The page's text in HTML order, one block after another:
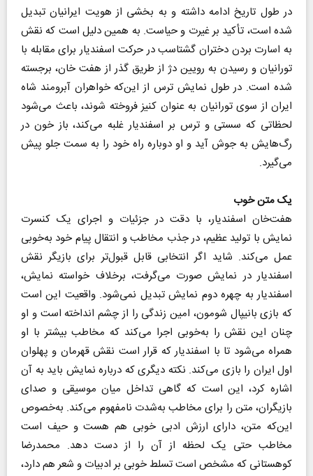
در طول تاریخ ادامه داشته و به بخشی از هویت ایرانیان تبدیل
شده است، تأکید بر غیرت و حیاست. به همین دلیل است که نقش
به اسارت بردن دختران گشتاسب در حرکت اسفندیار برای مقابله با
تورانیان و رسیدن به رویین دژ از طریق گذر از هفت خان، برجسته
شده است. در طول نمایش ترس از این‌که خواهران آبرومند شاه
ایران از سوی تورانیان به عنوان کنیز فروخته شوند، باعث می‌شود
لحظاتی که سستی و ترس بر اسفندیار غلبه می‌کند، باز خون در
رگ‌هایش به جوش آید و او دوباره راه خود را به سمت جلو پیش
می‌گیرد.
یک متن خوب
هفت‌خان اسفندیار، با دقت در جزئیات و اجرای یک کنسرت
نمایش با تولید عظیم، در جذب مخاطب و انتقال پیام خود به‌خوبی
عمل می‌کند. شاید اگر انتخابی قابل قبول‌تر برای بازیگر نقش
اسفندیار در نمایش صورت می‌گرفت، برخلاف خواسته نمایش،
اسفندیار به چهره دوم نمایش تبدیل نمی‌شود. واقعیت این است
که بازی بانیپال شومون، امین زندگی را از چشم انداخته است و او
چنان این نقش را به‌خوبی اجرا می‌کند که مخاطب بیشتر با او
همراه می‌شود تا با اسفندیار که قرار است نقش قهرمان و پهلوان
اول ایران را بازی می‌کند. نکته دیگری که درباره نمایش باید به آن
اشاره کرد، این است که گاهی تداخل میان موسیقی و صدای
بازیگران، متن را برای مخاطب به‌شدت نامفهوم می‌کند. به‌خصوص
این‌که متن، دارای ارزش ادبی خوبی هم هست و حیف است
مخاطب حتی یک لحظه از آن را از دست دهد. محمدرضا
کوهستانی که مشخص است تسلط خوبی بر ادبیات و شعر هم دارد،